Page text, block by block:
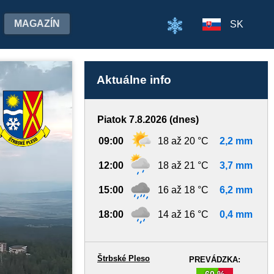
MAGAZÍN SK
Aktuálne info
Piatok 7.8.2026 (dnes)
09:00 18 až 20 °C 2,2 mm
12:00 18 až 21 °C 3,7 mm
15:00 16 až 18 °C 6,2 mm
18:00 14 až 16 °C 0,4 mm
PREVÁDZKA:
Štrbské Pleso